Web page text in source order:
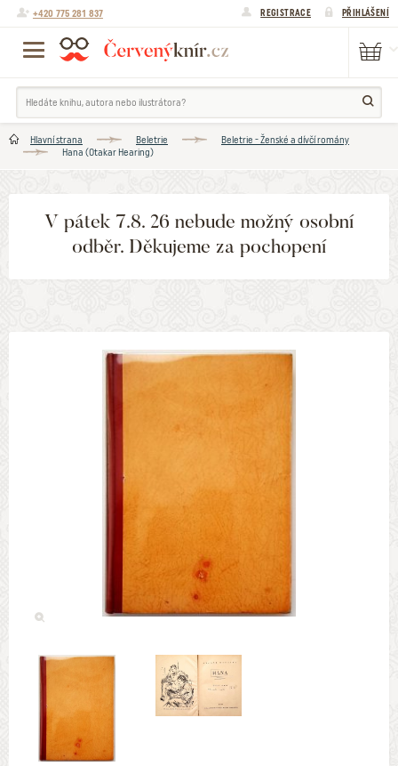
+420 775 281 837 REGISTRACE PŘIHLÁŠENÍ
Hlavní strana Beletrie
Beletrie - Ženské a dívčí romány
Hana (Otakar Hearing)
V pátek 7.8. 26 nebude možný osobní
odběr. Děkujeme za pochopení